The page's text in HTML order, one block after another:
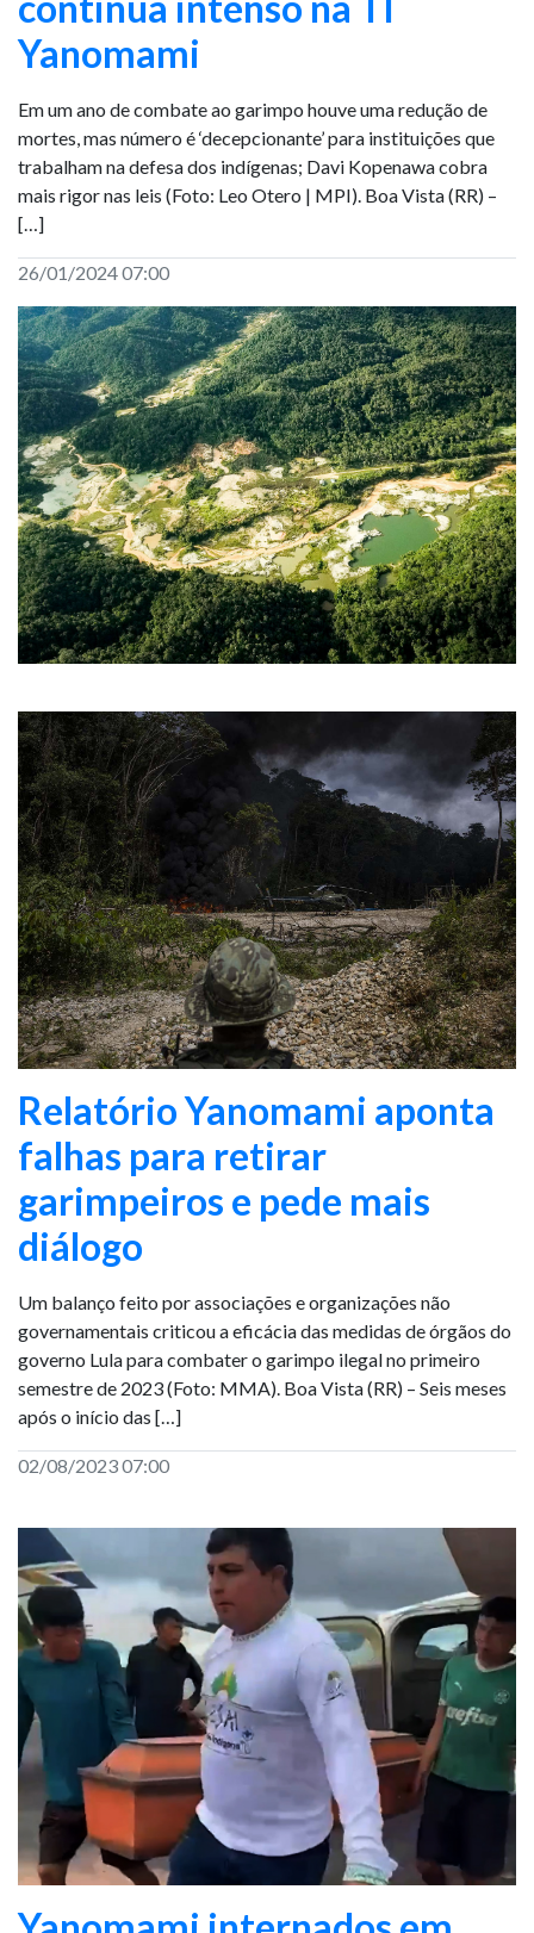
Yanomami
Em um ano de combate ao garimpo houve uma redução de
mortes, mas número é ‘decepcionante’ para instituições que
trabalham na defesa dos indígenas; Davi Kopenawa cobra
mais rigor nas leis (Foto: Leo Otero | MPI). Boa Vista (RR) –
[…]
26/01/2024 07:00
Relatório Yanomami aponta
falhas para retirar
garimpeiros e pede mais
diálogo
Um balanço feito por associações e organizações não
governamentais criticou a eficácia das medidas de órgãos do
governo Lula para combater o garimpo ilegal no primeiro
semestre de 2023 (Foto: MMA). Boa Vista (RR) – Seis meses
após o início das […]
02/08/2023 07:00